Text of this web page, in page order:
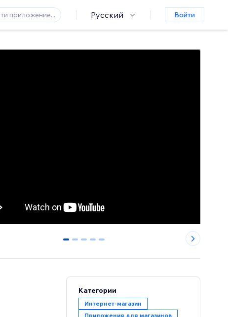
Русский Войти
0 1 2 3 4
Категории
Интернет-магазин
Приложения для магазинов